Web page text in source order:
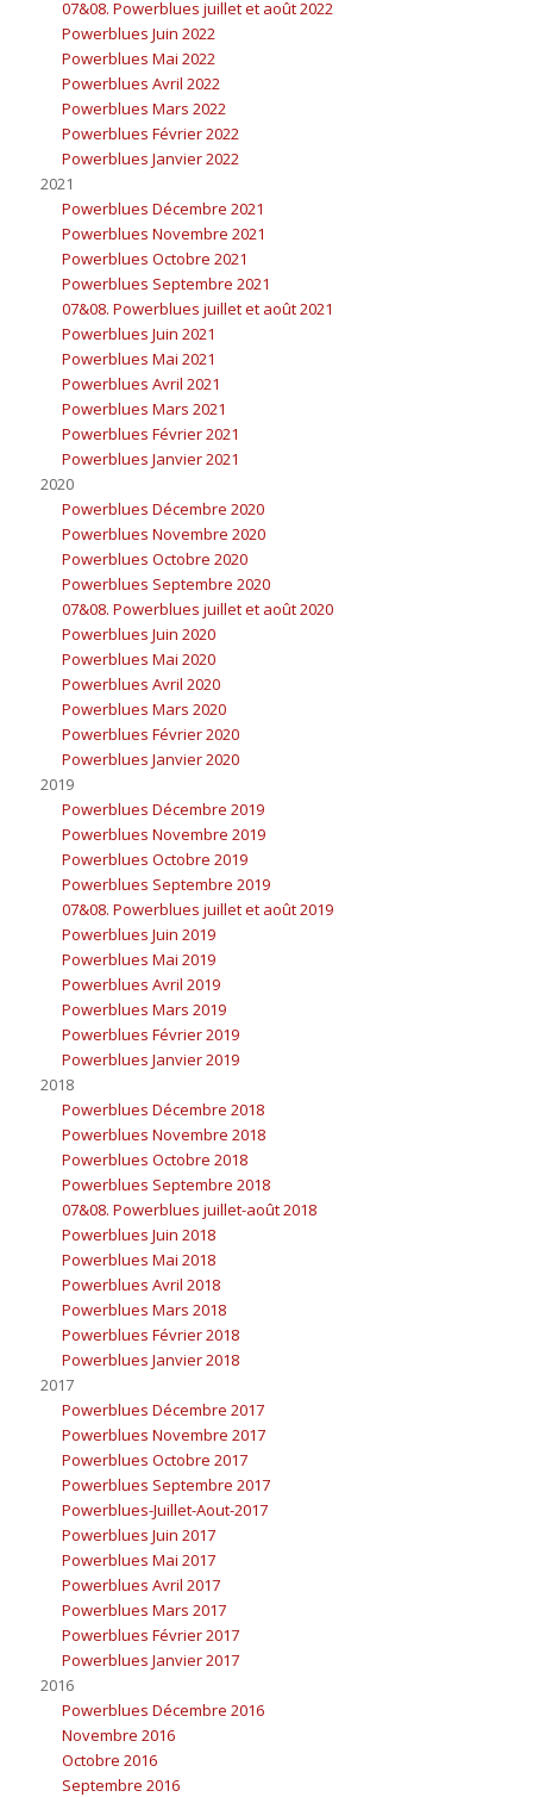
07&08. Powerblues juillet et août 2022
Powerblues Juin 2022
Powerblues Mai 2022
Powerblues Avril 2022
Powerblues Mars 2022
Powerblues Février 2022
Powerblues Janvier 2022
2021
Powerblues Décembre 2021
Powerblues Novembre 2021
Powerblues Octobre 2021
Powerblues Septembre 2021
07&08. Powerblues juillet et août 2021
Powerblues Juin 2021
Powerblues Mai 2021
Powerblues Avril 2021
Powerblues Mars 2021
Powerblues Février 2021
Powerblues Janvier 2021
2020
Powerblues Décembre 2020
Powerblues Novembre 2020
Powerblues Octobre 2020
Powerblues Septembre 2020
07&08. Powerblues juillet et août 2020
Powerblues Juin 2020
Powerblues Mai 2020
Powerblues Avril 2020
Powerblues Mars 2020
Powerblues Février 2020
Powerblues Janvier 2020
2019
Powerblues Décembre 2019
Powerblues Novembre 2019
Powerblues Octobre 2019
Powerblues Septembre 2019
07&08. Powerblues juillet et août 2019
Powerblues Juin 2019
Powerblues Mai 2019
Powerblues Avril 2019
Powerblues Mars 2019
Powerblues Février 2019
Powerblues Janvier 2019
2018
Powerblues Décembre 2018
Powerblues Novembre 2018
Powerblues Octobre 2018
Powerblues Septembre 2018
07&08. Powerblues juillet-août 2018
Powerblues Juin 2018
Powerblues Mai 2018
Powerblues Avril 2018
Powerblues Mars 2018
Powerblues Février 2018
Powerblues Janvier 2018
2017
Powerblues Décembre 2017
Powerblues Novembre 2017
Powerblues Octobre 2017
Powerblues Septembre 2017
Powerblues-Juillet-Aout-2017
Powerblues Juin 2017
Powerblues Mai 2017
Powerblues Avril 2017
Powerblues Mars 2017
Powerblues Février 2017
Powerblues Janvier 2017
2016
Powerblues Décembre 2016
Novembre 2016
Octobre 2016
Septembre 2016